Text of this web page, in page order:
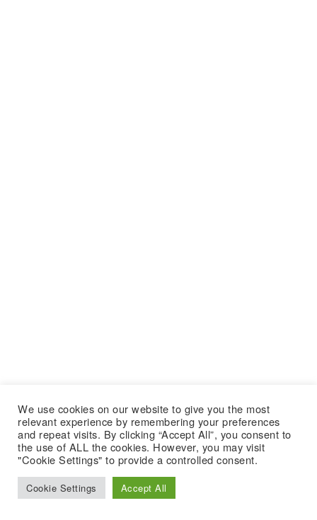
We use cookies on our website to give you the most
relevant experience by remembering your preferences
and repeat visits. By clicking “Accept All”, you consent to
the use of ALL the cookies. However, you may visit
"Cookie Settings" to provide a controlled consent.
Cookie Settings Accept All